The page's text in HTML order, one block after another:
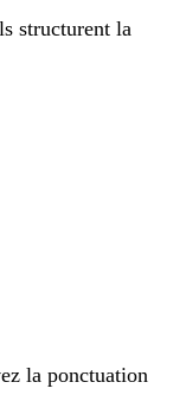
structurent la
la ponctuation